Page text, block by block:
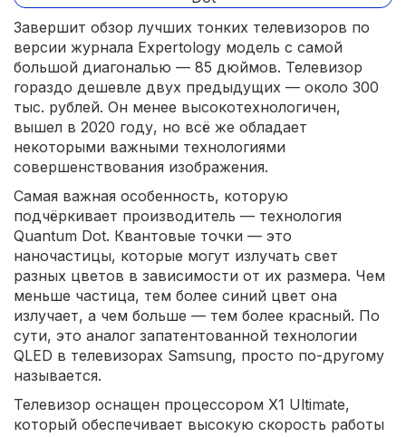
Завершит обзор лучших тонких телевизоров по
версии журнала Expertology модель с самой
большой диагональю — 85 дюймов. Телевизор
гораздо дешевле двух предыдущих — около 300
тыс. рублей. Он менее высокотехнологичен,
вышел в 2020 году, но всё же обладает
некоторыми важными технологиями
совершенствования изображения.
Самая важная особенность, которую
подчёркивает производитель — технология
Quantum Dot. Квантовые точки — это
наночастицы, которые могут излучать свет
разных цветов в зависимости от их размера. Чем
меньше частица, тем более синий цвет она
излучает, а чем больше — тем более красный. По
сути, это аналог запатентованной технологии
QLED в телевизорах Samsung, просто по-другому
называется.
Телевизор оснащен процессором X1 Ultimate,
который обеспечивает высокую скорость работы